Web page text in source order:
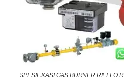
SPESIFIKASI GAS BURNER RIELLO